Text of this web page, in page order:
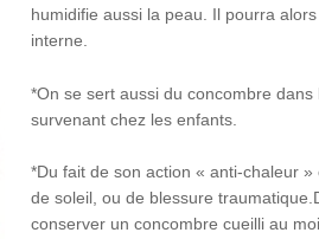
humidifie aussi la peau. Il pourra
interne.
*On se sert aussi du concombre
survenant chez les enfants.
*Du fait de son action « anti-chaleur
de soleil, ou de blessure
conserver un concombre cueilli au